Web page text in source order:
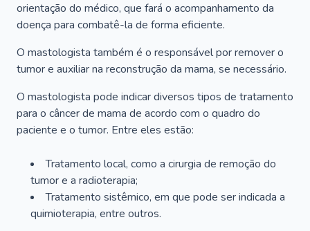
orientação do médico, que fará o acompanhamento da
doença para combatê-la de forma eficiente.
O mastologista também é o responsável por remover o
tumor e auxiliar na reconstrução da mama, se necessário.
O mastologista pode indicar diversos tipos de tratamento
para o câncer de mama de acordo com o quadro do
paciente e o tumor. Entre eles estão:
Tratamento local, como a cirurgia de remoção do
tumor e a radioterapia;
Tratamento sistêmico, em que pode ser indicada a
quimioterapia, entre outros.